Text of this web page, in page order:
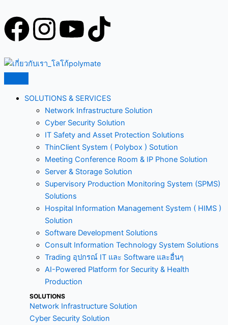
to
content
F
a
c
e
I
n
t
a
g
r
a
m
Y
o
t
u
b
e
T
i
t
o
k
SOLUTIONS & SERVICES
Network Infrastructure Solution
Cyber Security Solution
IT Safety and Asset Protection Solutions
ThinClient System ( Polybox ) Sotution
Meeting Conference Room & IP Phone Solution
Server & Storage Solution
Supervisory Production Monitoring System (SPMS)
Solutions
Hospital Information Management System ( HIMS )
Solution
Software Development Solutions
Consult Information Technology System Solutions
Trading อุปกรณ์ IT และ Software และอื่นๆ
AI-Powered Platform for Security & Health
Production
SOLUTIONS
Network Infrastructure Solution
Cyber Security Solution